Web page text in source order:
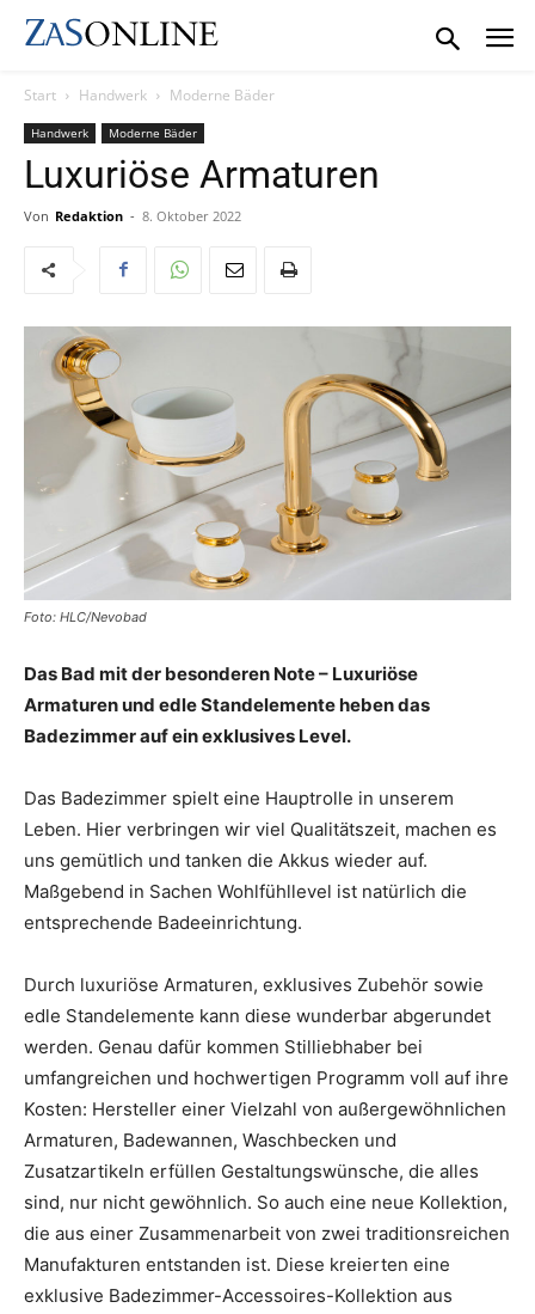
Start Handwerk Moderne Bäder
Handwerk Moderne Bäder
Luxuriöse Armaturen
Von Redaktion - 8. Oktober 2022
Foto: HLC/Nevobad
Das Bad mit der besonderen Note – Luxuriöse
Armaturen und edle Standelemente heben das
Badezimmer auf ein exklusives Level.
Das Badezimmer spielt eine Hauptrolle in unserem
Leben. Hier verbringen wir viel Qualitätszeit, machen es
uns gemütlich und tanken die Akkus wieder auf.
Maßgebend in Sachen Wohlfühllevel ist natürlich die
entsprechende Badeeinrichtung.
Durch luxuriöse Armaturen, exklusives Zubehör sowie
edle Standelemente kann diese wunderbar abgerundet
werden. Genau dafür kommen Stilliebhaber bei
umfangreichen und hochwertigen Programm voll auf ihre
Kosten: Hersteller einer Vielzahl von außergewöhnlichen
Armaturen, Badewannen, Waschbecken und
Zusatzartikeln erfüllen Gestaltungswünsche, die alles
sind, nur nicht gewöhnlich. So auch eine neue Kollektion,
die aus einer Zusammenarbeit von zwei traditionsreichen
Manufakturen entstanden ist. Diese kreierten eine
exklusive Badezimmer-Accessoires-Kollektion aus